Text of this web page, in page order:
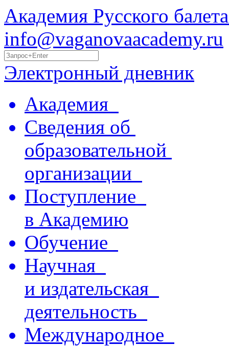
Академия Русского
info@vaganovaacademy.ru
Электронный дневник
Академия
Сведения об
образовательной
организации
Поступление
в Академию
Обучение
Научная
и издательская
деятельность
Международное